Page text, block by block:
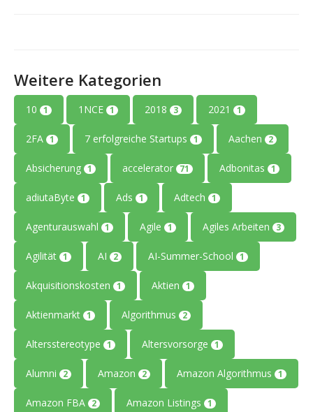
Weitere Kategorien
10 1 1NCE 1 2018 3 2021 1
2FA 1 7 erfolgreiche Startups 1 Aachen 2
Absicherung 1 accelerator 71 Adbonitas 1
adiutaByte 1 Ads 1 Adtech 1
Agenturauswahl 1 Agile 1 Agiles Arbeiten 3
Agilität 1 AI 2 AI-Summer-School 1
Akquisitionskosten 1 Aktien 1
Aktienmarkt 1 Algorithmus 2
Altersstereotype 1 Altersvorsorge 1
Alumni 2 Amazon 2 Amazon Algorithmus 1
Amazon FBA 2 Amazon Listings 1